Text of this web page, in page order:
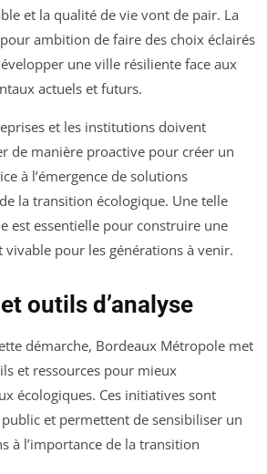
et la qualité de vie vont de pair. La
ambition de faire des choix éclairés
une ville résiliente face aux
actuels et futurs.
et les institutions doivent
de manière proactive pour créer un
à l’émergence de solutions
la transition écologique. Une telle
est essentielle pour construire une
pour les générations à venir.
outils d’analyse
démarche, Bordeaux Métropole met
et ressources pour mieux
écologiques. Ces initiatives sont
et permettent de sensibiliser un
à l’importance de la transition